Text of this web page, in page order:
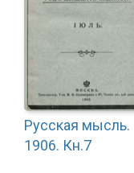
Русская мысль.
1906. Кн.7